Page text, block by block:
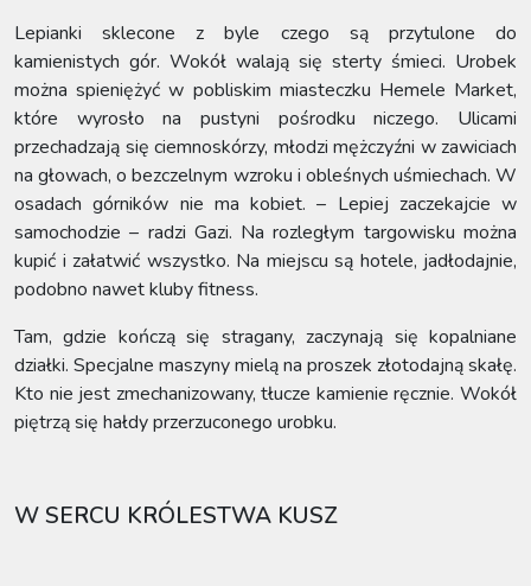
Lepianki sklecone z byle czego są przytulone do
kamienistych gór. Wokół walają się sterty śmieci. Urobek
można spieniężyć w pobliskim miasteczku Hemele Market,
które wyrosło na pustyni pośrodku niczego. Ulicami
przechadzają się ciemnoskórzy, młodzi mężczyźni w zawiciach
na głowach, o bezczelnym wzroku i obleśnych uśmiechach. W
osadach górników nie ma kobiet. – Lepiej zaczekajcie w
samochodzie – radzi Gazi. Na rozległym targowisku można
kupić i załatwić wszystko. Na miejscu są hotele, jadłodajnie,
podobno nawet kluby fitness.
Tam, gdzie kończą się stragany, zaczynają się kopalniane
działki. Specjalne maszyny mielą na proszek złotodajną skałę.
Kto nie jest zmechanizowany, tłucze kamienie ręcznie. Wokół
piętrzą się hałdy przerzuconego urobku.
W SERCU KRÓLESTWA KUSZ